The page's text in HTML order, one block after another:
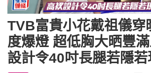
TVB富貴小花戴祖儀穿
度爆燈 超低胸大晒豐
設計令40吋長腿若隱若